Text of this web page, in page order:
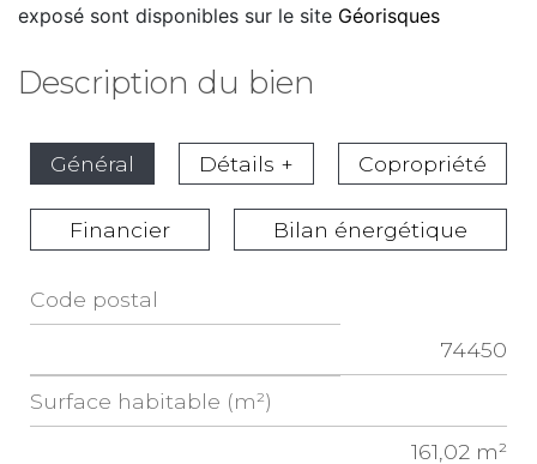
exposé sont disponibles sur le site Géorisques
Description du bien
Général Détails + Copropriété
Financier Bilan énergétique
Label
Code postal
74450
Surface habitable (m²)
161,02 m²